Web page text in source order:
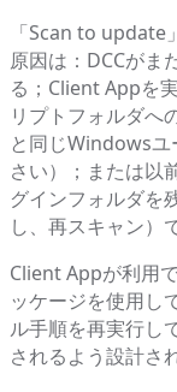
「Scan to update
原因は：DCCがま
る；Client Appを
リプトフォルダへ
と同じWindows
さい）；または以
グインフォルダを
し、再スキャン）
Client Appが利用
ッケージを使用し
ル手順を再実行し
されるよう設計さ